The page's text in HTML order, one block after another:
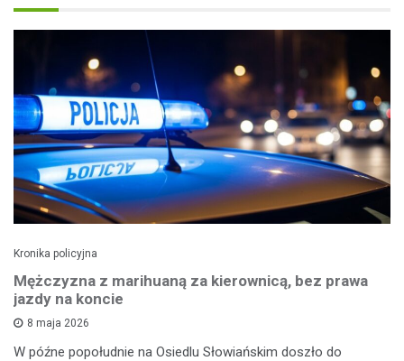
Kronika policyjna
Mężczyzna z marihuaną za kierownicą, bez prawa
jazdy na koncie
8 maja 2026
W późne popołudnie na Osiedlu Słowiańskim doszło do